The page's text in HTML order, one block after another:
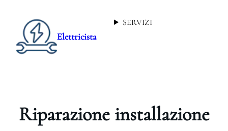
Elettricista
SERVIZI
Riparazione installazione